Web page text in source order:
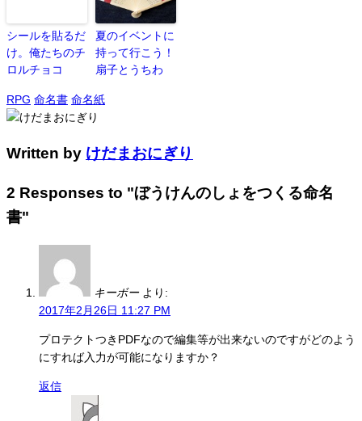
シールを貼るだ
け。俺たちのチ
ロルチョコ
夏のイベントに
持って行こう！
扇子とうちわ
RPG 命名書 命名紙
Written by けだまおにぎり
2 Responses to "ぼうけんのしょをつくる命名
書"
キーボー より:
2017年2月26日 11:27 PM
プロテクトつきPDFなので編集等が出来ないのですがどのよう
にすれば入力が可能になりますか？
返信